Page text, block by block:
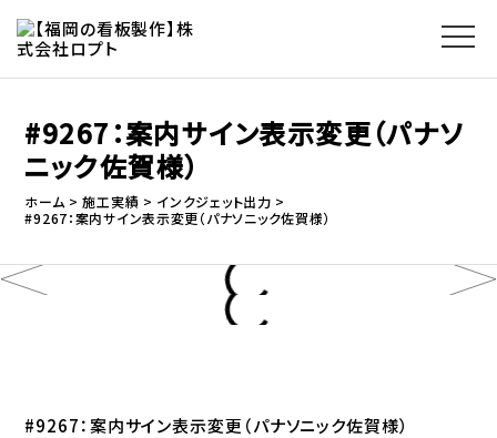
#9267：案内サイン表示変更（パナソ
ニック佐賀様）
ホーム 施工実績
インクジェット出力
#9267：案内サイン表示変更（パナソニック佐賀様）
#9267：案内サイン表示変更（パナソニック佐賀様）